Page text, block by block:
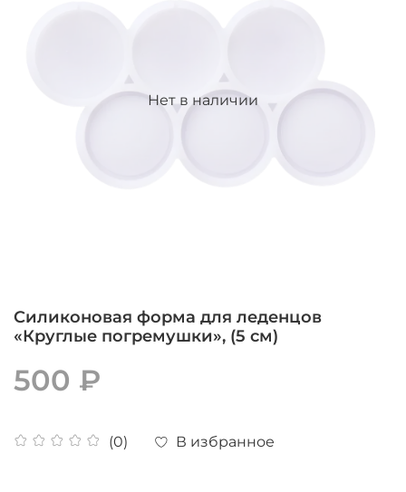
Нет в наличии
Силиконовая форма для леденцов
«Круглые погремушки», (5 см)
(0) В избранное
500 ₽